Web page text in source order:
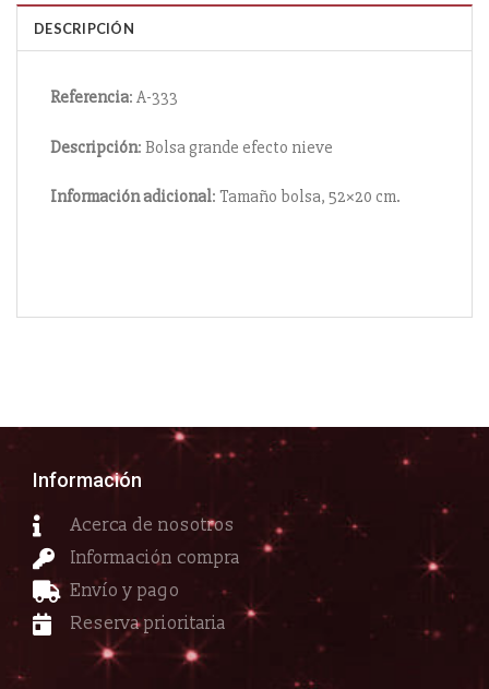
DESCRIPCIÓN
Referencia: A-333
Descripción: Bolsa grande efecto nieve
Informaciónadicional: Tamaño bolsa, 52×20 cm.
Información
Acerca de nosotros
Información compra
Envío y pago
Reserva prioritaria